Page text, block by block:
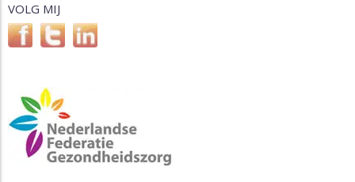
VOLG MIJ